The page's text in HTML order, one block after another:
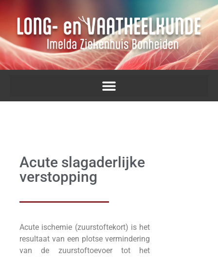
Acute slagaderlijke
verstopping
Acute ischemie (zuurstoftekort) is het
resultaat van een plotse vermindering
van de zuurstoftoevoer tot het